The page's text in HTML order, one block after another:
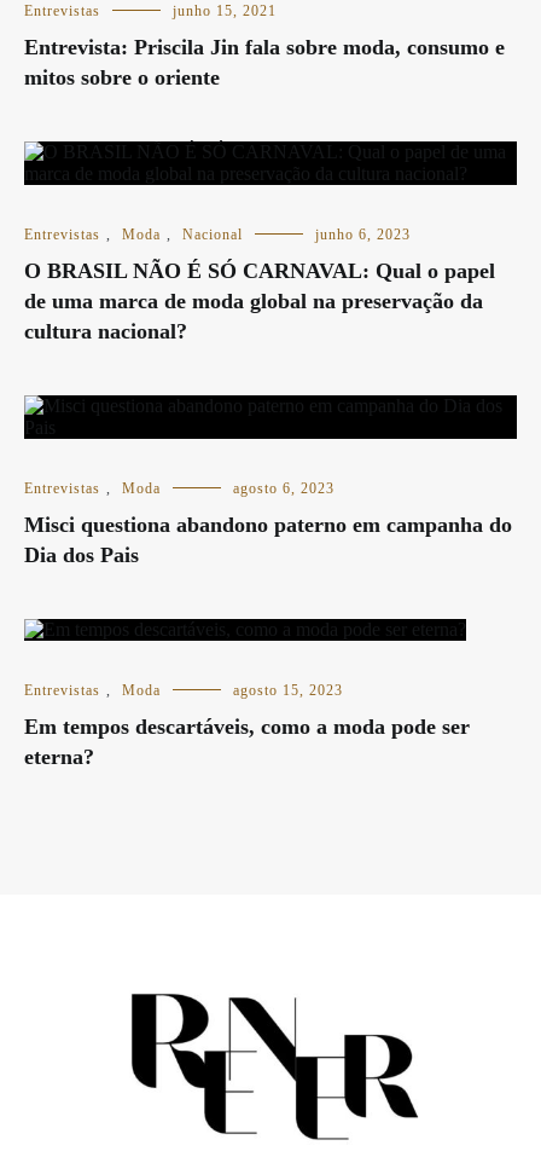
Entrevistas junho 15, 2021
Entrevista: Priscila Jin fala sobre moda, consumo e
mitos sobre o oriente
Entrevistas , Moda , Nacional junho 6, 2023
O BRASIL NÃO É SÓ CARNAVAL: Qual o papel
de uma marca de moda global na preservação da
cultura nacional?
Entrevistas , Moda agosto 6, 2023
Misci questiona abandono paterno em campanha do
Dia dos Pais
Entrevistas , Moda agosto 15, 2023
Em tempos descartáveis, como a moda pode ser
eterna?